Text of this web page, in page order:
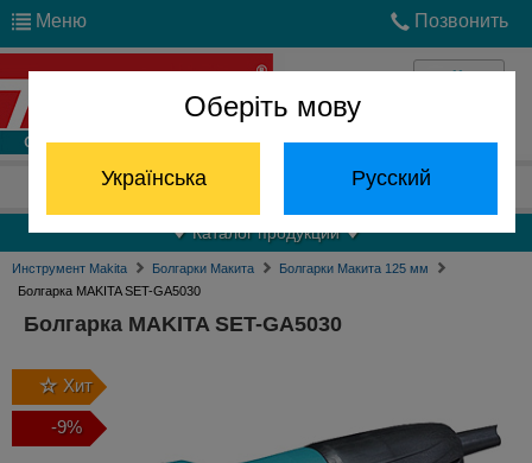
Оберіть мову
Українська Русский
Меню Позвонить
Войти
Отдел запчастей: (068) 824-24-24
Каталог продукции
Инструмент Makita Болгарки Макита
Болгарки Макита 125 мм
Болгарка MAKITA SET-GA5030
Болгарка MAKITA SET-GA5030
Хит
-9%